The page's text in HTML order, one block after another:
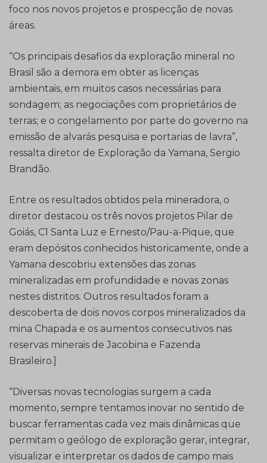
foco nos novos projetos e prospecção de novas
áreas.
“Os principais desafios da exploração mineral no
Brasil são a demora em obter as licenças
ambientais, em muitos casos necessárias para
sondagem; as negociações com proprietários de
terras; e o congelamento por parte do governo na
emissão de alvarás pesquisa e portarias de lavra”,
ressalta diretor de Exploração da Yamana, Sergio
Brandão.
Entre os resultados obtidos pela mineradora, o
diretor destacou os três novos projetos Pilar de
Goiás, C1 Santa Luz e Ernesto/Pau-a-Pique, que
eram depósitos conhecidos historicamente, onde a
Yamana descobriu extensões das zonas
mineralizadas em profundidade e novas zonas
nestes distritos. Outros resultados foram a
descoberta de dois novos corpos mineralizados da
mina Chapada e os aumentos consecutivos nas
reservas minerais de Jacobina e Fazenda
Brasileiro.]
“Diversas novas tecnologias surgem a cada
momento, sempre tentamos inovar no sentido de
buscar ferramentas cada vez mais dinâmicas que
permitam o geólogo de exploração gerar, integrar,
visualizar e interpretar os dados de campo mais